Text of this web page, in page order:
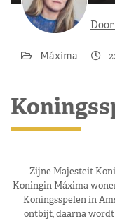
Máxima
Zijne Majesteit
Koningin Máxima
Koningsspelen in
ontbijt, daarna wordt